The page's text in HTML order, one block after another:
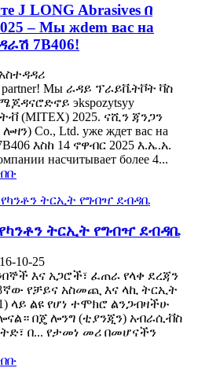
J LONG Abrasives በ
– Мы жdem вас на
7B406!
partner! Мы ራዳይ ፕራይቬትቮት ቫስ
эkspozytsyy
(MITEX) 2025. ናሺን ጃንጋን
Co., Ltd. уже ждет вас на
እስከ 14 ኖዋብር 2025 እ.ኤ.አ.
насчитывает более 4...
ትርኢት የግብዣ ደብዳቤ
10-25
እና አጋሮች፣ ፈጠራ የላቀ ደረጃን
የቻይና አስመጪ እና ላኪ ትርኢት
ላይ ልዩ የሆነ ተሞክሮ ልንጋብዛችሁ
በጄ ሎንግ (ቲያንጂን) አብራሲቭስ
በ... የታመነ መሪ በመሆናችን